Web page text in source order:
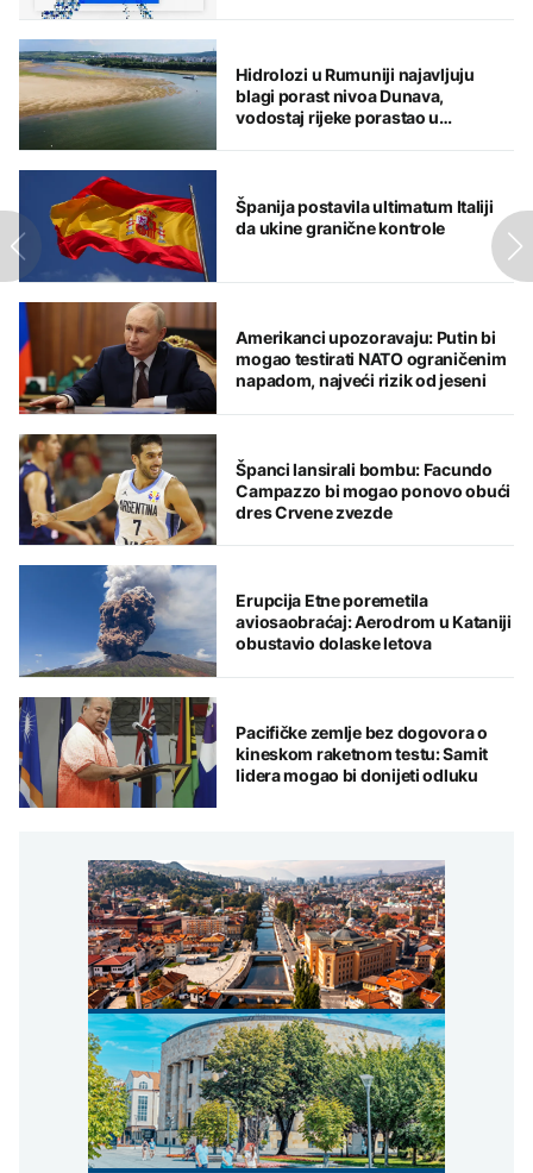
Hidrolozi u Rumuniji najavljuju
blagi porast nivoa Dunava,
vodostaj rijeke porastao u
Španija postavila ultimatum Italiji
da ukine granične kontrole
Amerikanci upozoravaju: Putin bi
mogao testirati NATO ograničenim
napadom, najveći rizik od jeseni
Španci lansirali bombu: Facundo
Campazzo bi mogao ponovo obući
dres Crvene zvezde
Erupcija Etne poremetila
aviosaobraćaj: Aerodrom u Kataniji
obustavio dolaske letova
Pacifičke zemlje bez dogovora o
kineskom raketnom testu: Samit
lidera mogao bi donijeti odluku